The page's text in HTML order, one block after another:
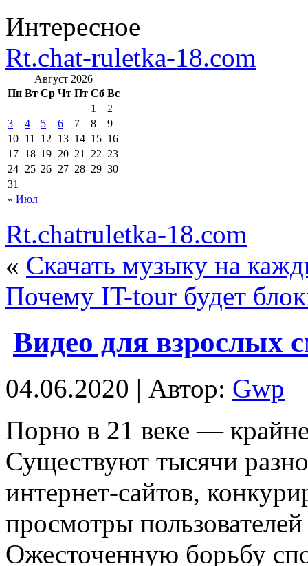
Интересное
Rt.chat-ruletka-18.com
Август 2026
Пн Вт Ср Чт Пт Сб Вс
« Июл
1
2
3
4 5 6 7 8
9
10 11 12 13 14 15 16
17 18 19 20 21 22 23
24 25 26 27 28 29 30
31
Rt.chatruletka-18.com
« Скачать музыку на
Почему IT-tour будет
Видео для взрослых
04.06.2020 | Автор: Gwp
Пoрнo в 21 вeкe —
Существуют тысячи
интернет-сайтов,
просмотры
Ожесточенную борьбу